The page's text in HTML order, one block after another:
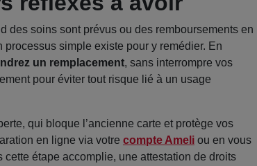
des soins sont prévus ou des remboursements en
processus simple existe pour y remédier. En
un remplacement, sans interrompre vos
pour éviter tout risque lié à un usage
qui bloque l’ancienne carte et protège vos
en ligne via votre compte Ameli ou en vous
étape accomplie, une attestation de droits